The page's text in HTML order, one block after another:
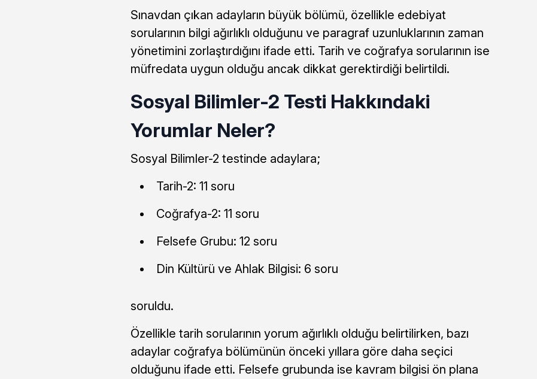
Sınavdan çıkan adayların büyük bölümü, özellikle edebiyat
sorularının bilgi ağırlıklı olduğunu ve paragraf uzunluklarının zaman
yönetimini zorlaştırdığını ifade etti. Tarih ve coğrafya sorularının ise
müfredata uygun olduğu ancak dikkat gerektirdiği belirtildi.
Sosyal Bilimler-2 Testi Hakkındaki
Yorumlar Neler?
Sosyal Bilimler-2 testinde adaylara;
Tarih-2: 11 soru
Coğrafya-2: 11 soru
Felsefe Grubu: 12 soru
Din Kültürü ve Ahlak Bilgisi: 6 soru
soruldu.
Özellikle tarih sorularının yorum ağırlıklı olduğu belirtilirken, bazı
adaylar coğrafya bölümünün önceki yıllara göre daha seçici
olduğunu ifade etti. Felsefe grubunda ise kavram bilgisi ön plana